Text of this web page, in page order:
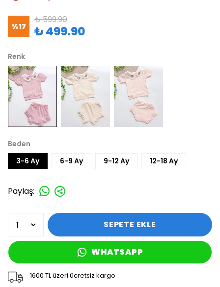
%17
₺ 599.90
₺ 499.90
Renk
Beden
3-6 Ay
6-9 Ay 9-12 Ay 12-18 Ay
Paylaş:
SEPETE EKLE
WHATSAPP
1600 TL üzeri ücretsiz kargo